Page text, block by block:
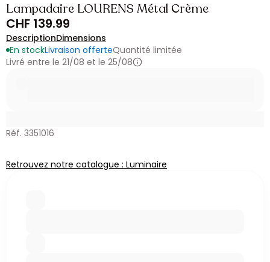
Lampadaire LOURENS Métal Crème
CHF 139.99
DescriptionDimensions
En stockLivraison offerteQuantité limitée
Livré entre le 21/08 et le 25/08
Réf. 3351016
Retrouvez notre catalogue : Luminaire